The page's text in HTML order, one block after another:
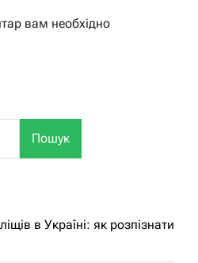
вам необхідно
Пошук
в Україні: як розпізнати